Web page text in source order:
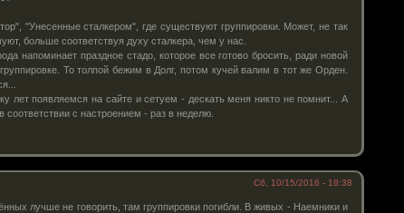
"Унесенные сталкером", где существуют группировки. Может, не так
больше соответствуя духу сталкера, чем у нас.
напоминает праздное стадо, которое все готово бросить, ради новой
То толпой бежим в Долг, потом кучей валим в тот же Орден.
лет появляемся на сайте и сетуем - дескать меня никто не помнит... А
соответствии с настроением - раз в неделю.
Сб, 10/15/2016 - 18:38
лучше не говорить, там группировки погибли. В живых - Наемники и